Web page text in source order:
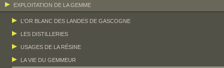
EXPLOITATION DE LA GEMME
L'OR BLANC DES LANDES DE GASCOGNE
LES DISTILLERIES
USAGES DE LA RÉSINE
LA VIE DU GEMMEUR